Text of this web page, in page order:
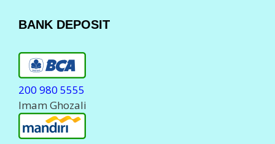
Komplain Via Telpon
088 150 80555
0823 23 700555
Komplain Via WhatsApp
0823 23 700555